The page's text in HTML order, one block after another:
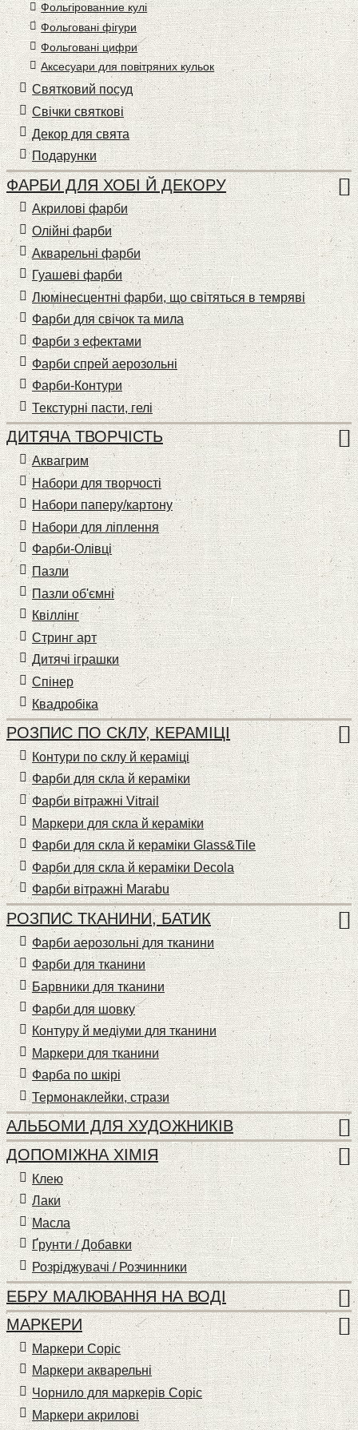
Фольгірованние кулі
Фольговані фігури
Фольговані цифри
Аксесуари для повітряних кульок
Святковий посуд
Свічки святкові
Декор для свята
Подарунки
ФАРБИ ДЛЯ ХОБІ Й ДЕКОРУ
Акрилові фарби
Олійні фарби
Акварельні фарби
Гуашеві фарби
Люмінесцентні фарби, що світяться в темряві
Фарби для свічок та мила
Фарби з ефектами
Фарби спрей аерозольні
Фарби-Контури
Текстурні пасти, гелі
ДИТЯЧА ТВОРЧІСТЬ
Аквагрим
Набори для творчості
Набори паперу/картону
Набори для ліплення
Фарби-Олівці
Пазли
Пазли об'ємні
Квіллінг
Стринг арт
Дитячі іграшки
Спінер
Квадробіка
РОЗПИС ПО СКЛУ, КЕРАМІЦІ
Контури по склу й кераміці
Фарби для скла й кераміки
Фарби вітражні Vitrail
Маркери для скла й кераміки
Фарби для скла й кераміки Glass&Tile
Фарби для скла й кераміки Decola
Фарби вітражні Marabu
РОЗПИС ТКАНИНИ, БАТИК
Фарби аерозольні для тканини
Фарби для тканини
Барвники для тканини
Фарби для шовку
Контуру й медіуми для тканини
Маркери для тканини
Фарба по шкірі
Термонаклейки, стрази
АЛЬБОМИ ДЛЯ ХУДОЖНИКІВ
ДОПОМІЖНА ХІМІЯ
Клею
Лаки
Масла
Ґрунти / Добавки
Розріджувачі / Розчинники
ЕБРУ МАЛЮВАННЯ НА ВОДІ
МАРКЕРИ
Маркери Copic
Маркери акварельні
Чорнило для маркерів Copic
Маркери акрилові